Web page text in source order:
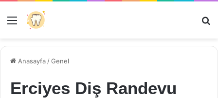
Menü
Anasayfa /Genel
Erciyes Diş Randevu